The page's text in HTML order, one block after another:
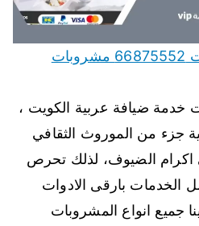
خدمة ضيافة عربية الكويت 66875552 مشروبات
خدمة ضيافة عربية الكويت ،
جزء من الموروث الثقافي
الضيوف، لذلك تحرص
الخدمات بارقى الادوات
جميع انواع المشروبات